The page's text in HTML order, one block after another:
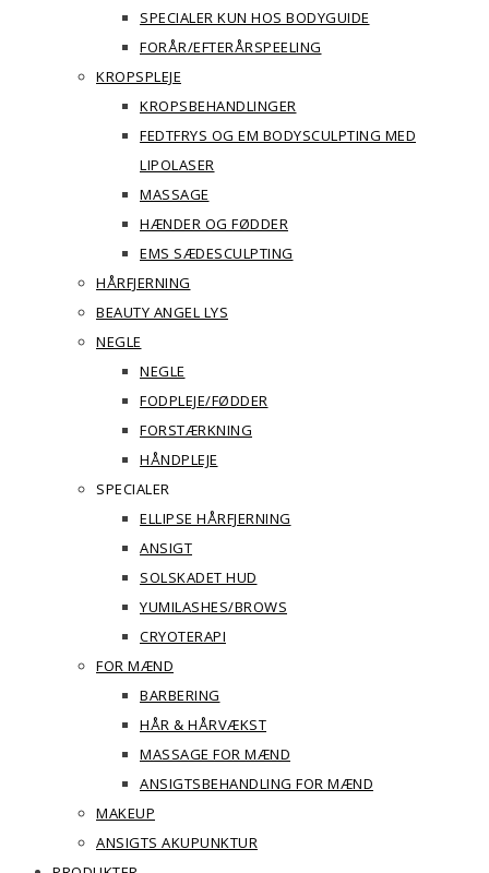
SPECIALER KUN HOS BODYGUIDE
FORÅR/EFTERÅRSPEELING
KROPSPLEJE
KROPSBEHANDLINGER
FEDTFRYS OG EM BODYSCULPTING MED
LIPOLASER
MASSAGE
HÆNDER OG FØDDER
EMS SÆDESCULPTING
HÅRFJERNING
BEAUTY ANGEL LYS
NEGLE
NEGLE
FODPLEJE/FØDDER
FORSTÆRKNING
HÅNDPLEJE
SPECIALER
ELLIPSE HÅRFJERNING
ANSIGT
SOLSKADET HUD
YUMILASHES/BROWS
CRYOTERAPI
FOR MÆND
BARBERING
HÅR & HÅRVÆKST
MASSAGE FOR MÆND
ANSIGTSBEHANDLING FOR MÆND
MAKEUP
ANSIGTS AKUPUNKTUR